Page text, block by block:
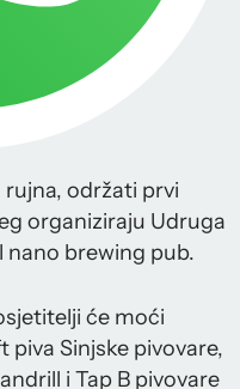
rujna, održati prvi
organiziraju Udruga
nano brewing pub.
će moći
piva Sinjske pivovare,
i Tap B pivovare